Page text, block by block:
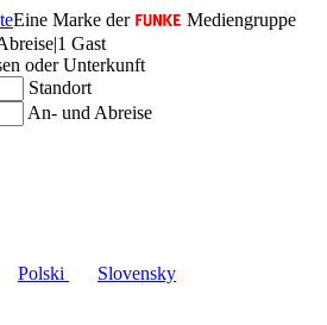
Eine Marke der
Mediengruppe
|1 Gast
oder Unterkunft
Standort
An- und Abreise
Polski Slovensky